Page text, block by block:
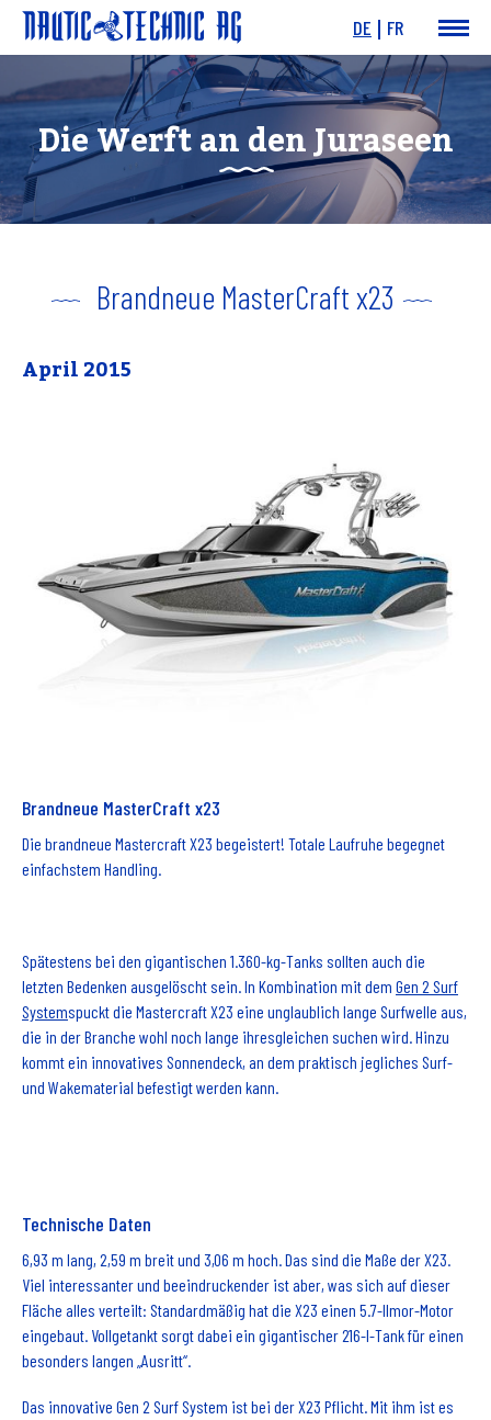
News & Events
Boote
Motoren
Angebote
Dienstleistungen
Werft
Charity
Links
DE FR
Die Werft an den Juraseen
Brandneue MasterCraft x23
April 2015
Brandneue MasterCraft x23
Die brandneue Mastercraft X23 begeistert! Totale Laufruhe begegnet
einfachstem Handling.
Spätestens bei den gigantischen 1.360-kg-Tanks sollten auch die
letzten Bedenken ausgelöscht sein. In Kombination mit dem Gen 2 Surf
Systemspuckt die Mastercraft X23 eine unglaublich lange Surfwelle aus,
die in der Branche wohl noch lange ihresgleichen suchen wird. Hinzu
kommt ein innovatives Sonnendeck, an dem praktisch jegliches Surf-
und Wakematerial befestigt werden kann.
Technische Daten
6,93 m lang, 2,59 m breit und 3,06 m hoch. Das sind die Maße der X23.
Viel interessanter und beeindruckender ist aber, was sich auf dieser
Fläche alles verteilt: Standardmäßig hat die X23 einen 5.7-Ilmor-Motor
eingebaut. Vollgetankt sorgt dabei ein gigantischer 216-l-Tank für einen
besonders langen „Ausritt“.
Das innovative Gen 2 Surf System ist bei der X23 Pflicht. Mit ihm ist es